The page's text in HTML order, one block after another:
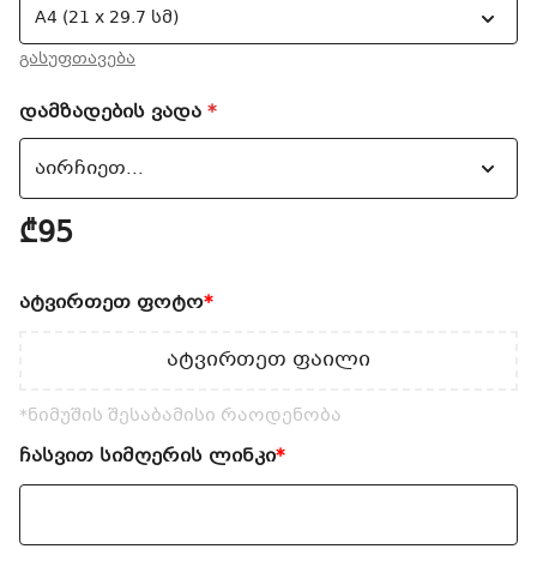
გასუფთავება
დამზადების ვადა *
₾95
ატვირთეთ ფოტო*
ატვირთეთ ფაილი
*ნიმუშის შესაბამისი რაოდენობა
ჩასვით სიმღერის ლინკი*